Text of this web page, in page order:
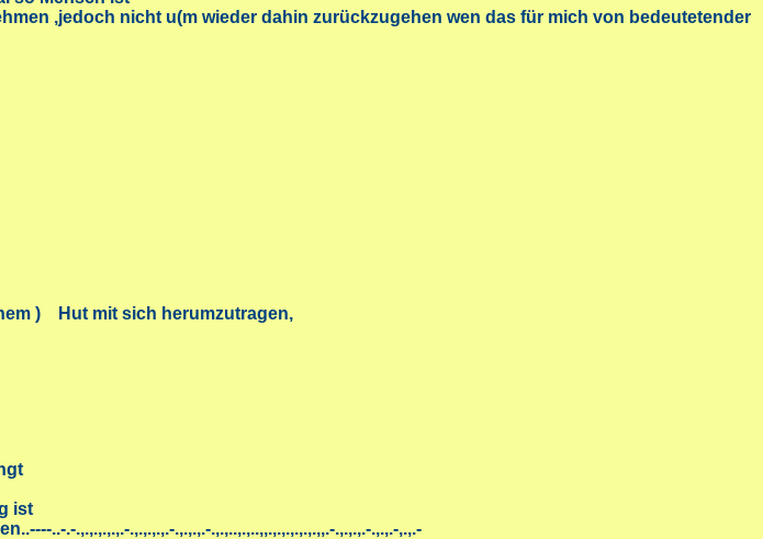
,jedoch nicht u(m wieder dahin zurückzugehen wen das für mich von bedeutetender
) Hut mit sich herumzutragen,
ist
..-.-.,.,.,.,.,.-.,.,.,.,.-.,.,.,.-.,.,..,.,..,,.,.,.,.,.,.,,.-.,.,.,.-.,.,.-,.,.-